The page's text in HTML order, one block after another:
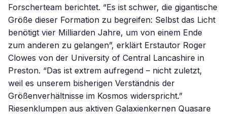
Forscherteam berichtet. “Es ist schwer, die gigantische
Größe dieser Formation zu begreifen: Selbst das Licht
benötigt vier Milliarden Jahre, um von einem Ende
zum anderen zu gelangen”, erklärt Erstautor Roger
Clowes von der University of Central Lancashire in
Preston. “Das ist extrem aufregend – nicht zuletzt,
weil es unserem bisherigen Verständnis der
Größenverhältnisse im Kosmos widerspricht.”
Riesenklumpen aus aktiven Galaxienkernen Quasare